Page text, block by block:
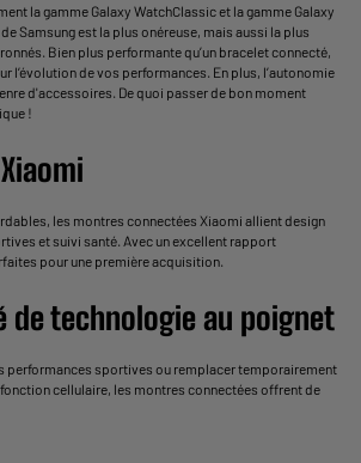
la gamme Galaxy WatchClassic et la gamme Galaxy
Samsung est la plus onéreuse, mais aussi la plus
Bien plus performante qu’un bracelet connecté
l’évolution de vos performances. En plus, l’autonomie
d'accessoires. De quoi passer de bon moment
!
les montres connectées Xiaomi allient design
et suivi santé. Avec un excellent rapport
pour une première acquisition.
de technologie au poignet
performances sportives ou remplacer temporairement
cellulaire, les montres connectées offrent de